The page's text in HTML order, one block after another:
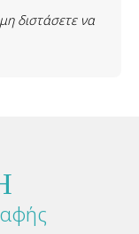
διστάσετε να